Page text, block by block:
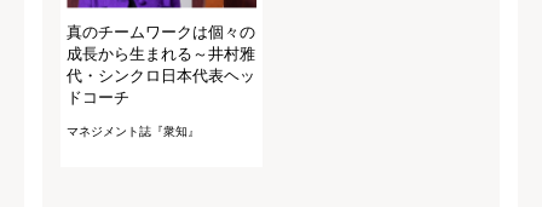
真のチームワークは個々の
成長から生まれる～井村雅
代・シンクロ日本代表ヘッ
ドコーチ
マネジメント誌『衆知』